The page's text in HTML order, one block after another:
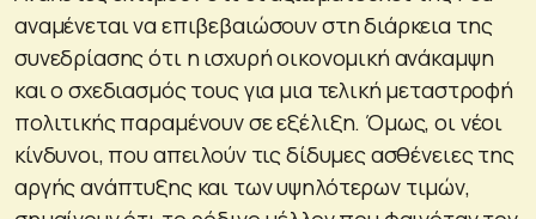
αναμένεται να επιβεβαιώσουν στη διάρκεια της
συνεδρίασης ότι η ισχυρή οικονομική ανάκαμψη
και ο σχεδιασμός τους για μια τελική μεταστροφή
πολιτικής παραμένουν σε εξέλιξη. Όμως, οι νέοι
κίνδυνοι, που απειλούν τις δίδυμες ασθένειες της
αργής ανάπτυξης και των υψηλότερων τιμών,